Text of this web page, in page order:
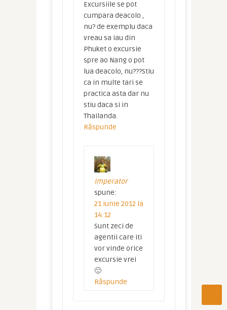
Excursiile se pot
cumpara deacolo ,
nu? de exemplu daca
vreau sa iau din
Phuket o excursie
spre ao Nang o pot
lua deacolo, nu???Stiu
ca in multe tari se
practica asta dar nu
stiu daca si in
Thailanda.
Răspunde
Imperator
spune:
21 iunie 2012 la
14:12
Sunt zeci de
agentii care iti
vor vinde orice
excursie vrei
🙂
Răspunde